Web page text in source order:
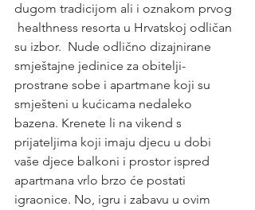
dugom tradicijom ali i oznakom prvog
healthness resorta u Hrvatskoj odličan
su izbor.  Nude odlično dizajnirane
smještajne jedinice za obitelji-
prostrane sobe i apartmane koji su
smješteni u kućicama nedaleko
bazena. Krenete li na vikend s
prijateljima koji imaju djecu u dobi
vaše djece balkoni i prostor ispred
apartmana vrlo brzo će postati
igraonice. No, igru i zabavu u ovim